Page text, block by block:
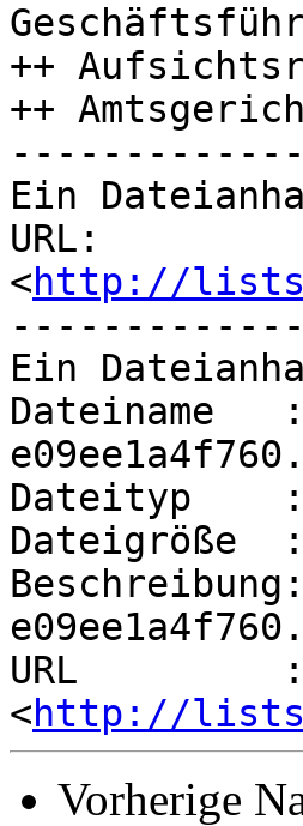
++
++
Ein
URL:
<http://
Ein
Dateiname   :
Dateityp    :
Dateigröße
URL         :
<http://
Vorherige